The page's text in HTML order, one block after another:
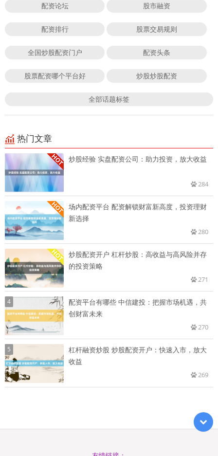
配资论坛 股市融资
配资排行 股票交易规则
全国炒股配资门户 配资头条
股票配资哪个平台好 炒股炒股配资
全部话题标签
热门文章
炒股经验 实盘配资公司：助力投资，放大收益
284
场内配资平台 配资解锁财富新高度，投资理财
新选择
280
炒股配资开户 杠杆炒股：高收益与高风险并存
的投资策略
271
4
配资平台有哪些 中信建投：把握市场机遇，共
创财富未来
270
5
杠杆融资炒股 炒股配资开户：快速入市，放大
收益
269